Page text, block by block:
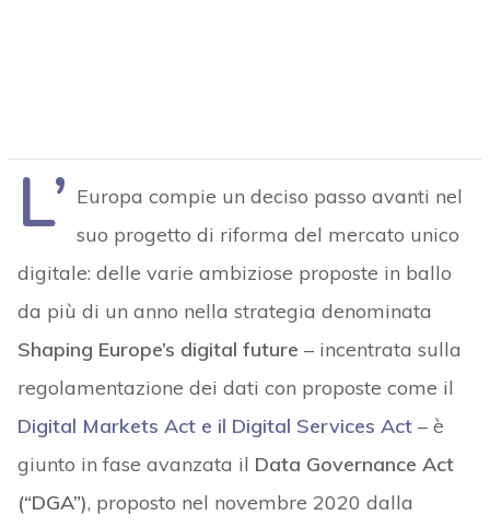
L’ Europa compie un deciso passo avanti nel
suo progetto di riforma del mercato unico
digitale: delle varie ambiziose proposte in ballo
da più di un anno nella strategia denominata
Shaping Europe’s digital future – incentrata sulla
regolamentazione dei dati con proposte come il
Digital Markets Act e il Digital Services Act– è
giunto in fase avanzata il Data Governance Act
(“DGA”), proposto nel novembre 2020 dalla